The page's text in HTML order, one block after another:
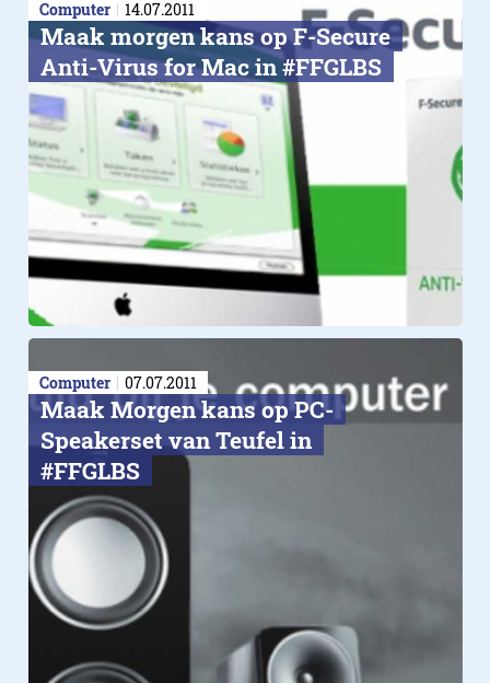
Computer 14.07.2011
Maak morgen kans op F-Secure
Anti-Virus for Mac in #FFGLBS
Computer 07.07.2011
Maak Morgen kans op PC-
Speakerset van Teufel in
#FFGLBS